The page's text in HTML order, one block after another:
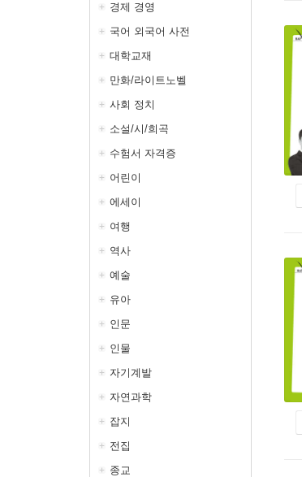
경제 경영
국어 외국어 사전
대학교재
만화/라이트노벨
사회 정치
소설/시/희곡
수험서 자격증
어린이
에세이
여행
역사
예술
유아
인문
인물
자기계발
자연과학
잡지
전집
종교